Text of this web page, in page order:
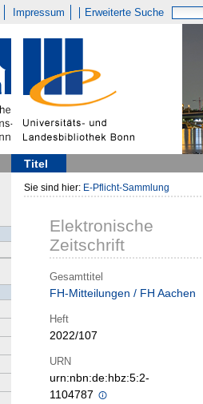
Impressum Erweiterte Suche
Titel
Sie sind hier: E-Pflicht-Sammlung
Elektronische
Zeitschrift
Gesamttitel
FH-Mitteilungen / FH Aachen
Heft
2022/107
URN
urn:nbn:de:hbz:5:2-
1104787